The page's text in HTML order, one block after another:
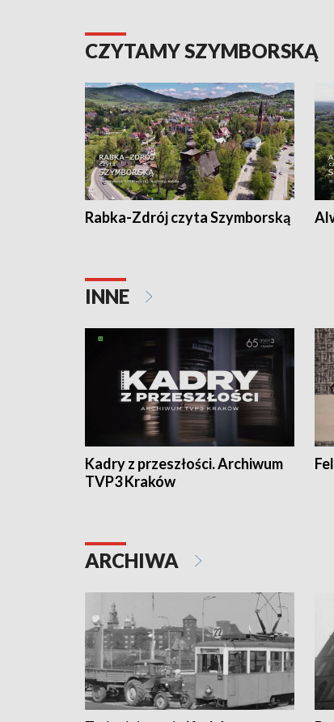
CZYTAMY SZYMBORSKĄ
Rabka-Zdrój czyta Szymborską
INNE
Kadry z przeszłości. Archiwum
TVP3 Kraków
ARCHIWA